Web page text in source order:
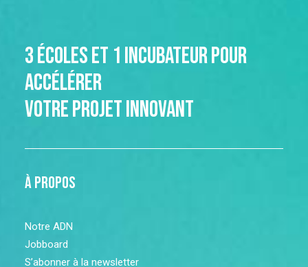
3 écoles et 1 incubateur pour
accélérer
votre projet innovant
à propos
Notre ADN
Jobboard
S’abonner à la newsletter